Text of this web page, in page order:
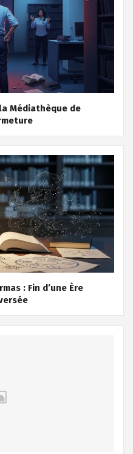
Médiathèque de
: Fin d’une Ère